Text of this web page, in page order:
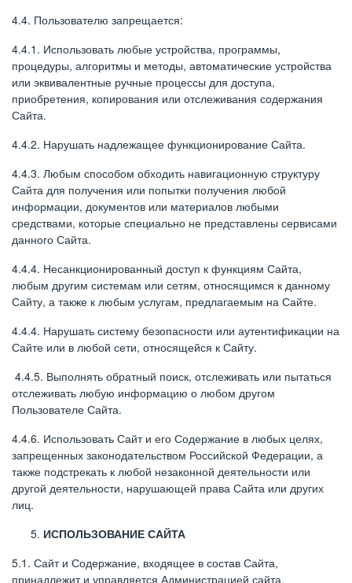
4.4. Пользователю запрещается:
4.4.1. Использовать любые устройства, программы,
процедуры, алгоритмы и методы, автоматические устройства
или эквивалентные ручные процессы для доступа,
приобретения, копирования или отслеживания содержания
Сайта.
4.4.2. Нарушать надлежащее функционирование Сайта.
4.4.3. Любым способом обходить навигационную структуру
Сайта для получения или попытки получения любой
информации, документов или материалов любыми
средствами, которые специально не представлены сервисами
данного Сайта.
4.4.4. Несанкционированный доступ к функциям Сайта,
любым другим системам или сетям, относящимся к данному
Сайту, а также к любым услугам, предлагаемым на Сайте.
4.4.4. Нарушать систему безопасности или аутентификации на
Сайте или в любой сети, относящейся к Сайту.
4.4.5. Выполнять обратный поиск, отслеживать или пытаться
отслеживать любую информацию о любом другом
Пользователе Сайта.
4.4.6. Использовать Сайт и его Содержание в любых целях,
запрещенных законодательством Российской Федерации, а
также подстрекать к любой незаконной деятельности или
другой деятельности, нарушающей права Сайта или других
лиц.
ИСПОЛЬЗОВАНИЕ САЙТА
5.1. Сайт и Содержание, входящее в состав Сайта,
принадлежит и управляется Администрацией сайта.